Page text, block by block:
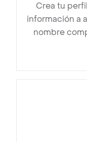
Crea tu
información a
nombre